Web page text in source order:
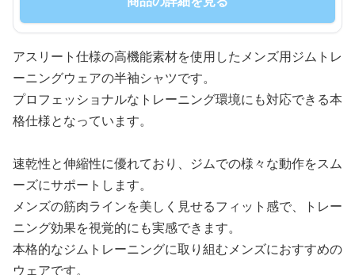
アスリート仕様の高機能素材を使用したメンズ用ジムトレ
ーニングウェアの半袖シャツです。
プロフェッショナルなトレーニング環境にも対応できる本
格仕様となっています。
速乾性と伸縮性に優れており、ジムでの様々な動作をスム
ーズにサポートします。
メンズの筋肉ラインを美しく見せるフィット感で、トレー
ニング効果を視覚的にも実感できます。
本格的なジムトレーニングに取り組むメンズにおすすめの
ウェアです。